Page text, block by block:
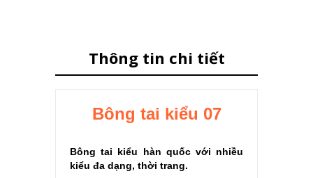
Thông tin chi tiết
Bông tai kiểu 07
Bông tai kiểu hàn quốc với nhiều
kiểu đa dạng, thời trang.